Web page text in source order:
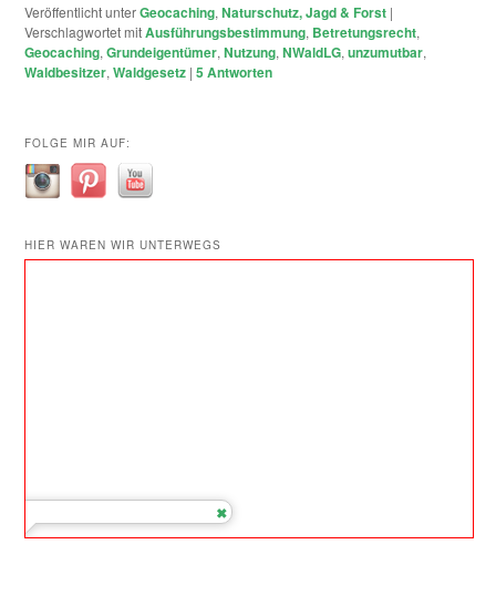
Veröffentlicht unterGeocaching,Naturschutz, Jagd & Forst |
Verschlagwortet mitAusführungsbestimmung, Betretungsrecht,
Geocaching,Grundeigentümer,Nutzung,NWaldLG,unzumutbar,
Waldbesitzer,Waldgesetz |5 Antworten
FOLGE MIR AUF:
HIER WAREN WIR UNTERWEGS